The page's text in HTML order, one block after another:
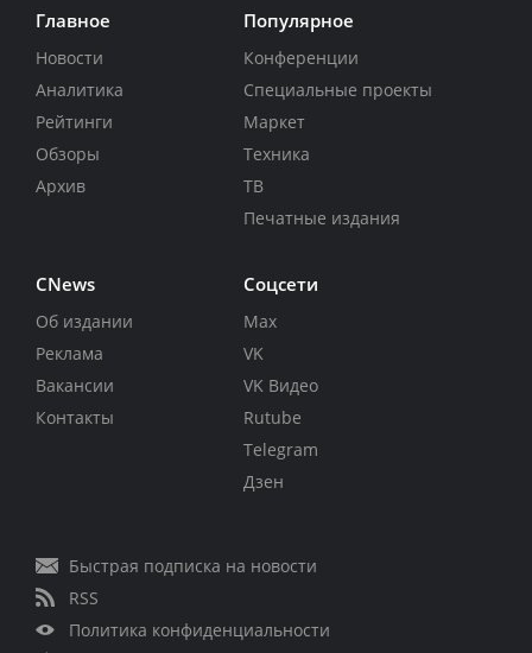
Главное
Новости
Аналитика
Рейтинги
Обзоры
Архив
Популярное
Конференции
Специальные проекты
Маркет
Техника
ТВ
Печатные издания
CNews
Об издании
Реклама
Вакансии
Контакты
Соцсети
Max
VK
VK Видео
Rutube
Telegram
Дзен
Быстрая подписка на новости
RSS
Политика конфиденциальности